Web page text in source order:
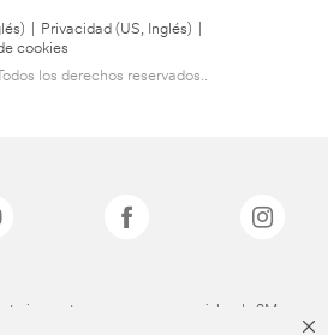
Privacidad (US, Inglés)
cookies
los derechos reservados..
son marcas comerciales de 3M.